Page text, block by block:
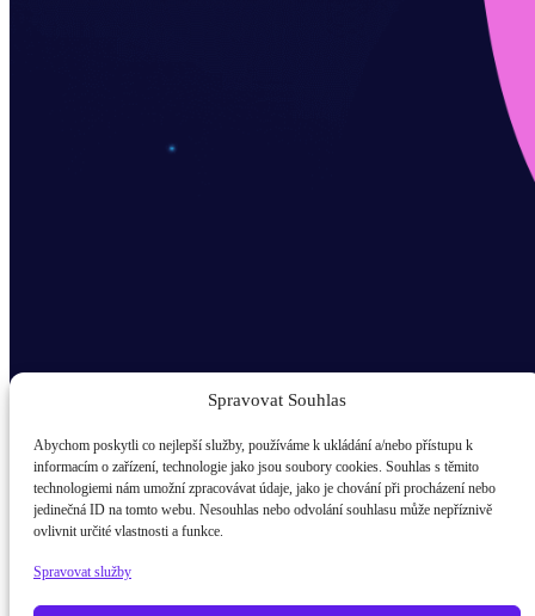
Spravovat Souhlas
Abychom poskytli co nejlepší služby, používáme k ukládání a/nebo přístupu k
informacím o zařízení, technologie jako jsou soubory cookies. Souhlas s těmito
technologiemi nám umožní zpracovávat údaje, jako je chování při procházení nebo
jedinečná ID na tomto webu. Nesouhlas nebo odvolání souhlasu může nepříznivě
ovlivnit určité vlastnosti a funkce.
Spravovat služby
Odběr novinek popup
E-mail